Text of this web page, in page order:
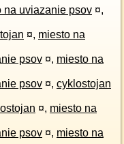
na uviazanie psov ¤,
¤, miesto na
psov ¤, miesto na
psov ¤, cyklostojan
¤, miesto na
psov ¤, miesto na